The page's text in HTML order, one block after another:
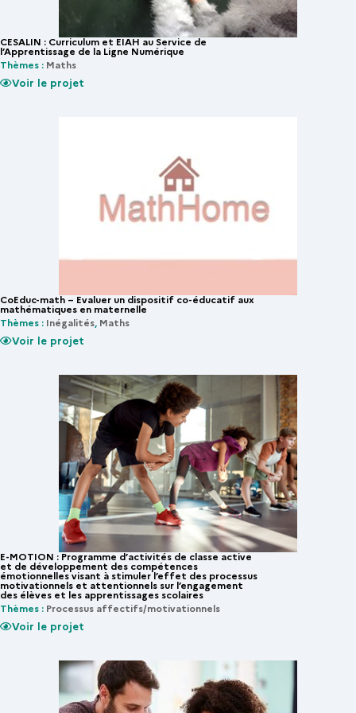
CESALIN : Curriculum et EIAH au Service de
l’Apprentissage de la Ligne Numérique
Thèmes : Maths
Voir le projet
CoEduc-math – Evaluer un dispositif co-éducatif aux
mathématiques en maternelle
Thèmes : Inégalités Maths
Voir le projet
E-MOTION : Programme d’activités de classe active
et de développement des compétences
émotionnelles visant à stimuler l’effet des processus
motivationnels et attentionnels sur l’engagement
des élèves et les apprentissages scolaires
Thèmes : Processus affectifs/motivationnels
Voir le projet